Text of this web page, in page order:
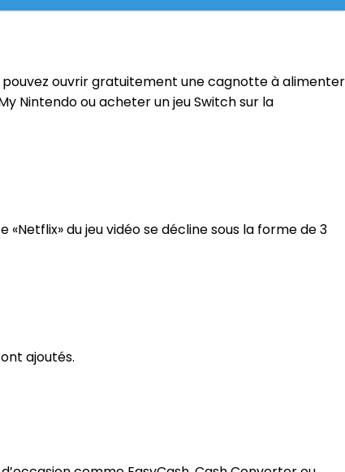
pouvez ouvrir gratuitement une cagnotte à alimenter
Nintendo ou acheter un jeu Switch sur la
«Netflix» du jeu vidéo se décline sous la forme de 3
ajoutés.